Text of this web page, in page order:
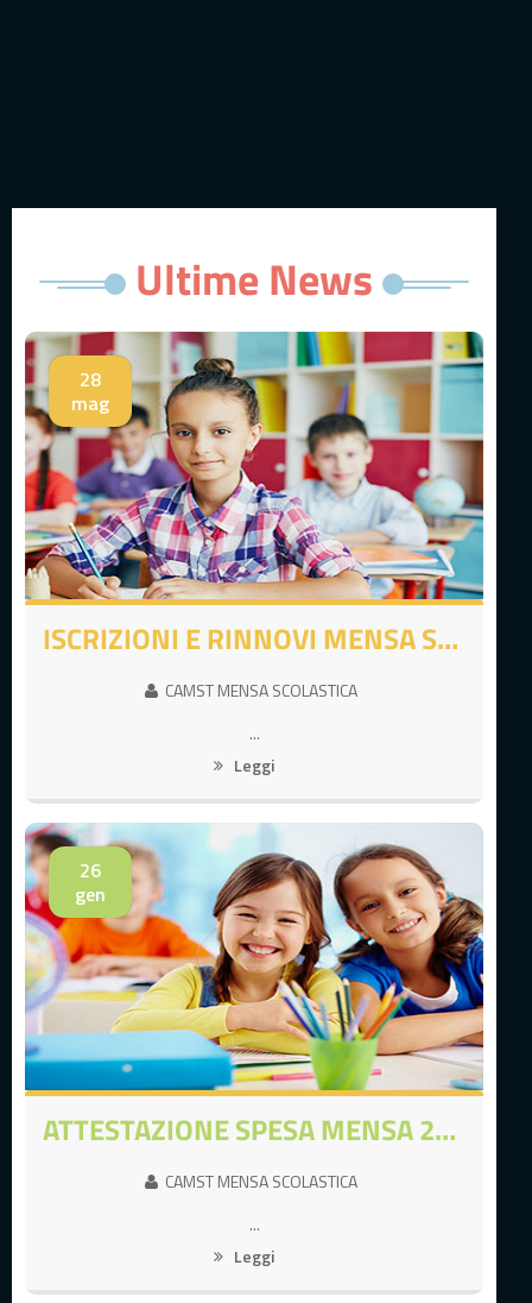
Ultime News
28
mag
ISCRIZIONI E RINNOVI MENSA SCOLASTICA A.S 2023/2024
CAMST MENSA SCOLASTICA
...
Leggi
26
gen
ATTESTAZIONE SPESA MENSA 2023 PER DICHIARAZIONE DEI REDDITI
CAMST MENSA SCOLASTICA
...
Leggi